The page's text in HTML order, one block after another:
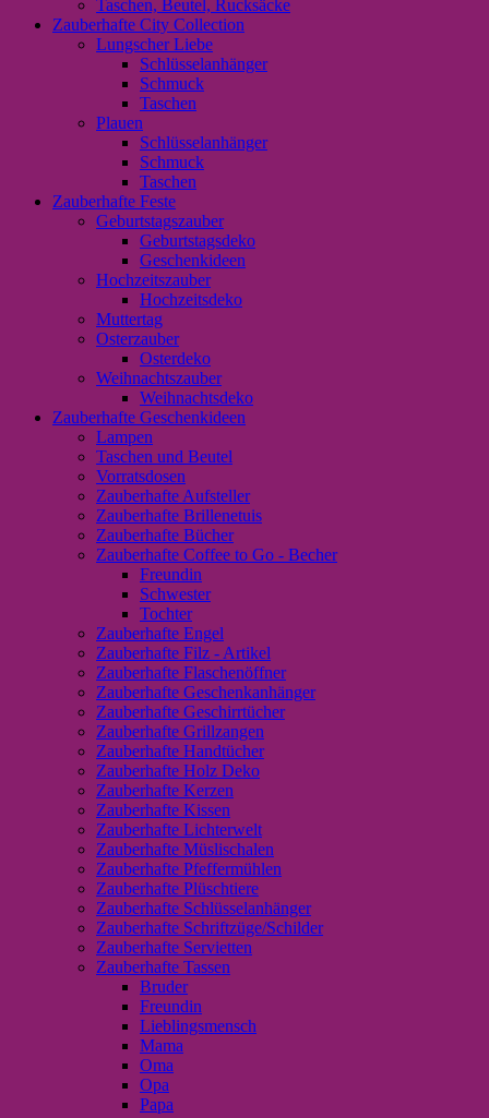
Taschen, Beutel, Rucksäcke
Zauberhafte City Collection
Lungscher Liebe
Schlüsselanhänger
Schmuck
Taschen
Plauen
Schlüsselanhänger
Schmuck
Taschen
Zauberhafte Feste
Geburtstagszauber
Geburtstagsdeko
Geschenkideen
Hochzeitszauber
Hochzeitsdeko
Muttertag
Osterzauber
Osterdeko
Weihnachtszauber
Weihnachtsdeko
Zauberhafte Geschenkideen
Lampen
Taschen und Beutel
Vorratsdosen
Zauberhafte Aufsteller
Zauberhafte Brillenetuis
Zauberhafte Bücher
Zauberhafte Coffee to Go - Becher
Freundin
Schwester
Tochter
Zauberhafte Engel
Zauberhafte Filz - Artikel
Zauberhafte Flaschenöffner
Zauberhafte Geschenkanhänger
Zauberhafte Geschirrtücher
Zauberhafte Grillzangen
Zauberhafte Handtücher
Zauberhafte Holz Deko
Zauberhafte Kerzen
Zauberhafte Kissen
Zauberhafte Lichterwelt
Zauberhafte Müslischalen
Zauberhafte Pfeffermühlen
Zauberhafte Plüschtiere
Zauberhafte Schlüsselanhänger
Zauberhafte Schriftzüge/Schilder
Zauberhafte Servietten
Zauberhafte Tassen
Bruder
Freundin
Lieblingsmensch
Mama
Oma
Opa
Papa